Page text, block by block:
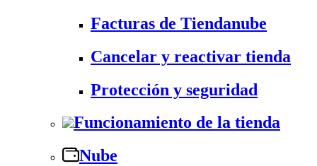
Facturas de Tiendanube
Cancelar y reactivar tienda
Protección y seguridad
Funcionamiento de la tienda
Nube